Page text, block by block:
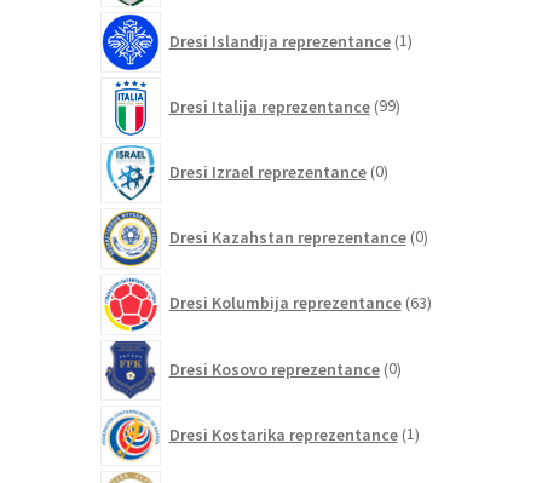
Dresi Islandija reprezentance 1izdelek
Dresi Italija reprezentance 99izdelkov
Dresi Izrael reprezentance 0izdelkov
Dresi Kazahstan reprezentance 0izdelkov
Dresi Kolumbija reprezentance 63izdelkov
Dresi Kosovo reprezentance 0izdelkov
Dresi Kostarika reprezentance 1izdelek